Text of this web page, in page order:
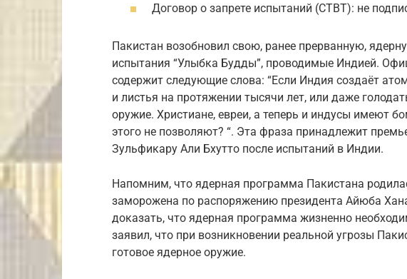
Договор о запрете испытаний (CTBT): не
Пакистан возобновил свою, ранее прерванную,
испытания “Улыбка Будды”, проводимые Индией.
содержит следующие слова: “Если Индия создаёт
и листья на протяжении тысячи лет, или даже
оружие. Христиане, евреи, а теперь и индусы имеют
этого не позволяют? “. Эта фраза принадлежит
Зульфикару Али Бхутто после испытаний в Индии.
Напомним, что ядерная программа Пакистана
заморожена по распоряжению президента Айюба
доказать, что ядерная программа жизненно
заявил, что при возникновении реальной угрозы
готовое ядерное оружие.